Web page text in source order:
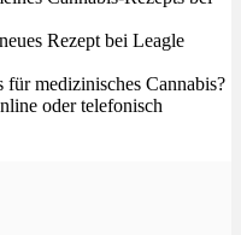
Rezept bei Leagle
medizinisches Cannabis?
oder telefonisch